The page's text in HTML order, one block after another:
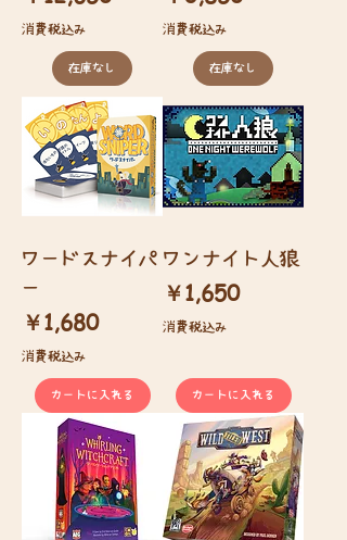
消費税込み
在庫なし
消費税込み
在庫なし
ワードスナイパ
ー
価格
￥1,680
消費税込み
カートに入れる
ワンナイト人狼
価格
￥1,650
消費税込み
カートに入れる